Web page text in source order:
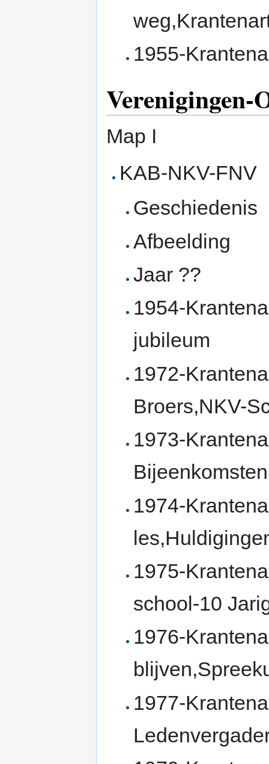
1955-
Verenigingen-
Map I
KAB-NKV-FNV
Geschiedenis
Afbeelding
Jaar ??
1954-
jubileum
1972-
Broers,NKV-
1973-
1974-
1975-
school-10
1976-
1977-